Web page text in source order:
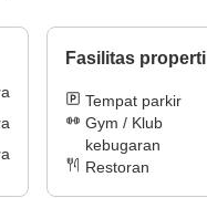
Fasilitas properti
Tempat parkir
Gym / Klub
kebugaran
Restoran